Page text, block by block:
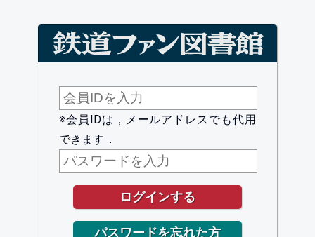
※会員IDは，メールアドレスでも代用
できます．